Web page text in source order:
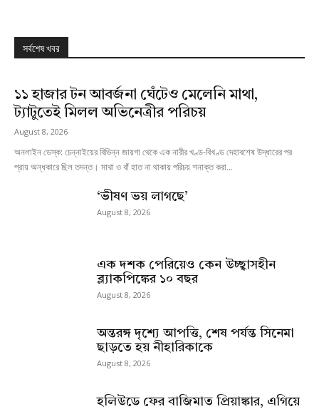
সর্বশেষ খবর
১১ হাজার টন আবর্জনা ঘেঁটেও মেলেনি মাথা,
ট্যাটুতেই মিলল অভিনেত্রীর পরিচয়
August 8, 2026
অনলাইন ডেস্ক: চেন্নাইয়ের বিভিন্ন জায়গা থেকে এক নারীর খণ্ড-বিখণ্ড দেহাবশেষ উদ্ধারের পর
প্রায় অন্ধকারে ছিল তদন্ত। মাথা ও বাঁ হাত না থাকায় পরিচয় শনাক্ত করা...
‘ভীষণ ভয় লাগছে’
August 8, 2026
এক দশক পেরিয়েও কেন উচ্ছ্বাসহীন
ব্ল্যাকপিঙ্কের ১০ বছর
August 8, 2026
অন্তরঙ্গ দৃশ্যে আপত্তি, শেষ পর্যন্ত সিনেমা
ছাড়তে হয় নীহারিকাকে
August 8, 2026
হলিউডে ফের বাজিমাত প্রিয়াঙ্কার, এগিয়ে